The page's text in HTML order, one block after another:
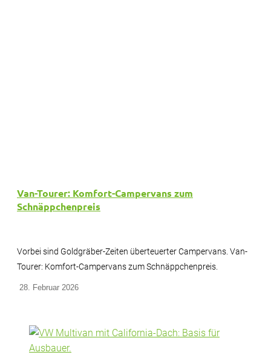
Van-Tourer: Komfort-Campervans zum
Schnäppchenpreis
Vorbei sind Goldgräber-Zeiten überteuerter Campervans. Van-
Tourer: Komfort-Campervans zum Schnäppchenpreis.
28. Februar 2026